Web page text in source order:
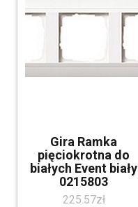
Gira Ramka
pięciokrotna do
białych Event biały
0215803
225.57zł